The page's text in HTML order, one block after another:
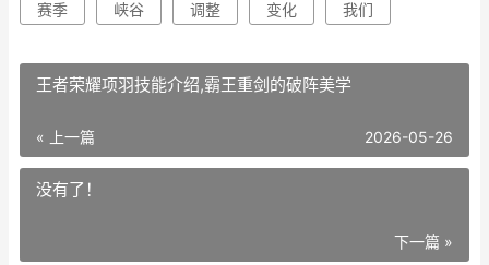
赛季 峡谷 调整 变化 我们
王者荣耀项羽技能介绍,霸王重剑的破阵美学
« 上一篇 2026-05-26
没有了！
下一篇 »